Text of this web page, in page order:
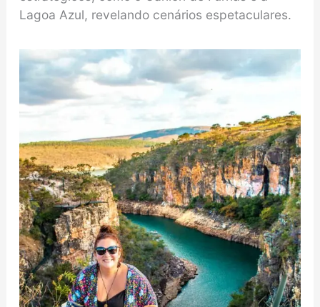
Lagoa Azul, revelando cenários espetaculares.